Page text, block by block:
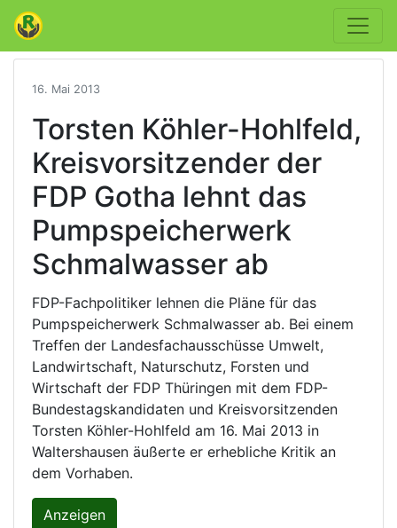
16. Mai 2013
Torsten Köhler-Hohlfeld,
Kreisvorsitzender der
FDP Gotha lehnt das
Pumpspeicherwerk
Schmalwasser ab
FDP-Fachpolitiker lehnen die Pläne für das
Pumpspeicherwerk Schmalwasser ab. Bei einem
Treffen der Landesfachausschüsse Umwelt,
Landwirtschaft, Naturschutz, Forsten und
Wirtschaft der FDP Thüringen mit dem FDP-
Bundestagskandidaten und Kreisvorsitzenden
Torsten Köhler-Hohlfeld am 16. Mai 2013 in
Waltershausen äußerte er erhebliche Kritik an
dem Vorhaben.
Anzeigen